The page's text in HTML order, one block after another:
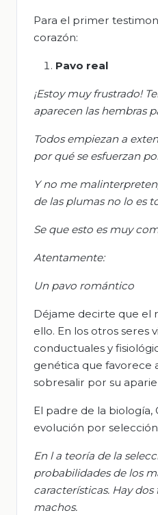
Para el primer
corazón:
Pavo real
¡Estoy muy frustrado!
aparecen las hembras
Todos empiezan a
por qué se esfuerzan
Y no me
de las plumas no lo es
Se que esto es muy
Atentamente:
Un pavo romántico
Déjame decirte que el
ello. En los otros seres
conductuales y
genética que favorece
sobresalir por su
El padre de la biología,
evolución por
En la teoría de la
probabilidades de los
características. Hay
machos.